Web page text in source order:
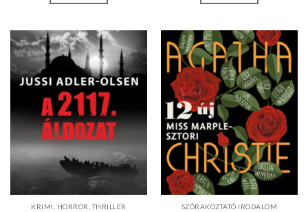
KRIMI, HORROR, THRILLER SZÓRAKOZTATÓ IRODALOM